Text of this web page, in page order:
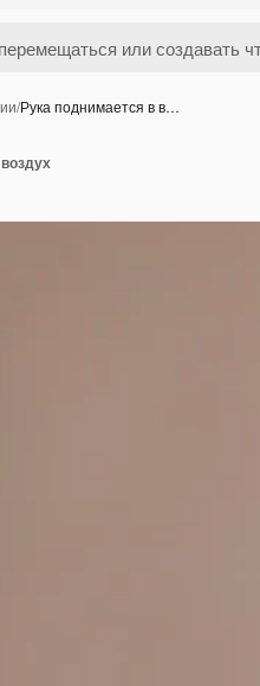
/Рука поднимается в в…